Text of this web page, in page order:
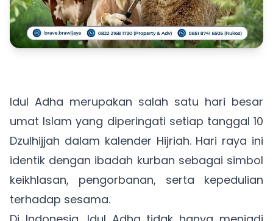
Idul Adha merupakan salah satu hari besar
umat Islam yang diperingati setiap tanggal 10
Dzulhijjah dalam kalender Hijriah. Hari raya ini
identik dengan ibadah kurban sebagai simbol
keikhlasan, pengorbanan, serta kepedulian
terhadap sesama.